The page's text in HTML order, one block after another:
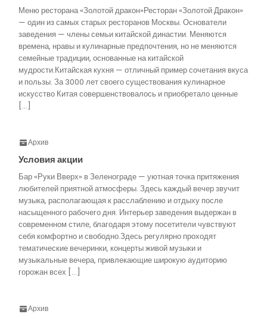
Меню ресторана «Золотой дракон»Ресторан «Золотой Дракон»
— один из самых старых ресторанов Москвы. Основатели
заведения — члены семьи китайской династии. Меняются
времена, нравы и кулинарные предпочтения, но не меняются
семейные традиции, основанные на китайской
мудрости.Китайская кухня — отличный пример сочетания вкуса
и пользы. За 3000 лет своего существования кулинарное
искусство Китая совершенствовалось и приобретало ценные
[…]
Архив
Условия акции
Бар «Руки Вверх» в Зеленограде — уютная точка притяжения
любителей приятной атмосферы. Здесь каждый вечер звучит
музыка, располагающая к расслаблению и отдыху после
насыщенного рабочего дня. Интерьер заведения выдержан в
современном стиле, благодаря этому посетители чувствуют
себя комфортно и свободно.Здесь регулярно проходят
тематические вечеринки, концерты живой музыки и
музыкальные вечера, привлекающие широкую аудиторию
горожан всех […]
Архив